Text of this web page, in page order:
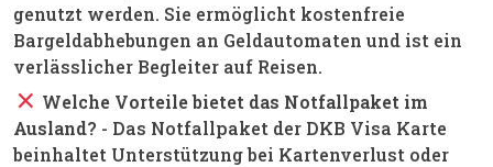
genutzt werden. Sie ermöglicht kostenfreie
Bargeldabhebungen an Geldautomaten und ist ein
verlässlicher Begleiter auf Reisen.
close Welche Vorteile bietet das Notfallpaket im
Ausland? - Das Notfallpaket der DKB Visa Karte
beinhaltet Unterstützung bei Kartenverlust oder